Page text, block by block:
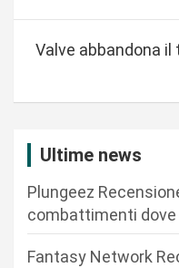
Valve abbandona
Ultime news
Plungeez
combattimenti dove
Fantasy Network